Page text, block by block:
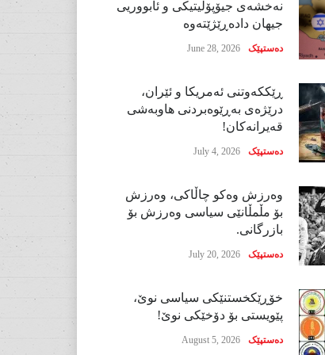
نەخشەی جیۆپۆلیتیکی و ئابووریی
جیهان دادەڕێژێتەوە
دەستپێک June 28, 2026
ڕێککەوتنی ئەمریکا و ئێران،
درێژەی بەڕێوەبردنی هاوبەشی
قەیرانەکان!
دەستپێک July 4, 2026
وەرزش وەکو چاڵاکی، وەرزش
بۆ مڵمڵانێی سیاسی وەرزش بۆ
بازرگانی.
دەستپێک July 20, 2026
خۆڕێکخستنێکی سیاسی نوێ،
پێویستی بۆ دۆخێکی نوێ!
دەستپێک August 5, 2026